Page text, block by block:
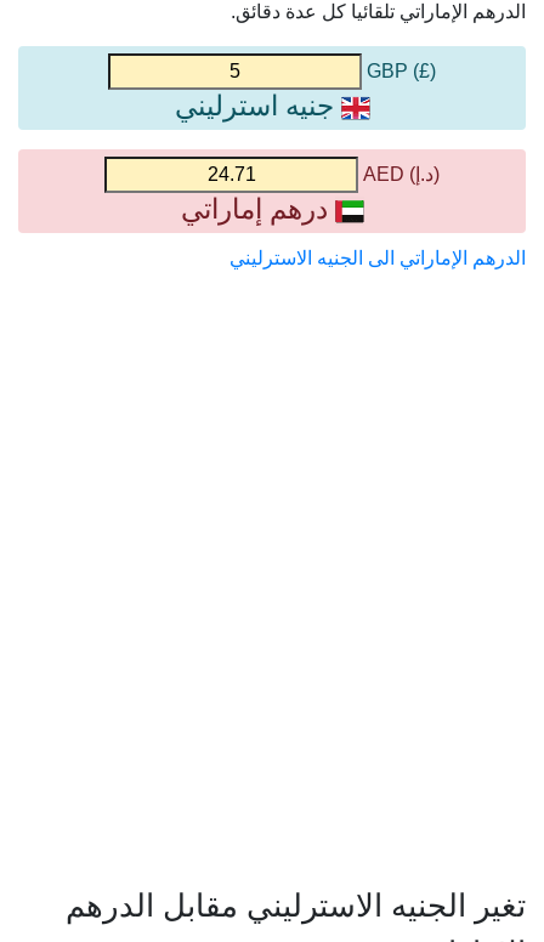
الدرهم الإماراتي تلقائيا كل عدة دقائق.
(£) GBP
جنيه استرليني
(د.إ) AED
درهم إماراتي
الدرهم الإماراتي الى الجنيه الاسترليني
تغير الجنيه الاسترليني مقابل الدرهم